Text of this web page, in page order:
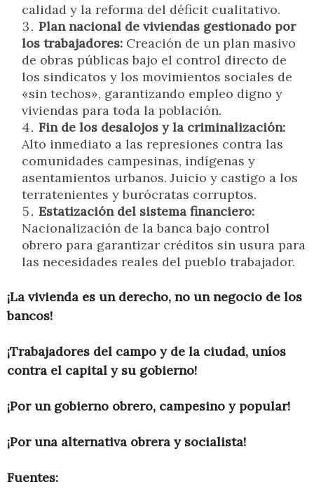
calidad y la reforma del déficit cualitativo.
Plan nacional de viviendas gestionado por
los trabajadores: Creación de un plan masivo
de obras públicas bajo el control directo de
los sindicatos y los movimientos sociales de
«sin techos», garantizando empleo digno y
viviendas para toda la población.
Fin de los desalojos y la criminalización:
Alto inmediato a las represiones contra las
comunidades campesinas, indígenas y
asentamientos urbanos. Juicio y castigo a los
terratenientes y burócratas corruptos.
Estatización del sistema financiero:
Nacionalización de la banca bajo control
obrero para garantizar créditos sin usura para
las necesidades reales del pueblo trabajador.
¡La vivienda es un derecho, no un negocio de los
bancos!
¡Trabajadores del campo y de la ciudad, uníos
contra el capital y su gobierno!
¡Por un gobierno obrero, campesino y popular!
¡Por una alternativa obrera y socialista!
Fuentes: